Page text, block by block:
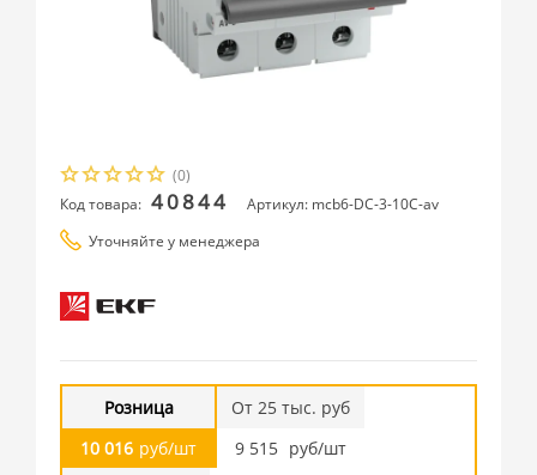
(0)
Код товара: 40844
Артикул: mcb6-DC-3-10C-av
Уточняйте у менеджера
Розница
10 016 руб/шт
От 25 тыс. руб
9 515 руб/шт